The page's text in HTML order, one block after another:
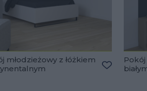
młodzieżowy z łóżkiem